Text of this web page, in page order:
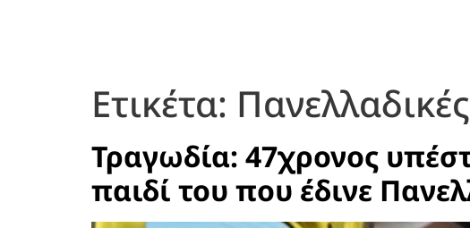
Ετικέτα:
Τραγωδία: 47χρονος
παιδί του που έδινε